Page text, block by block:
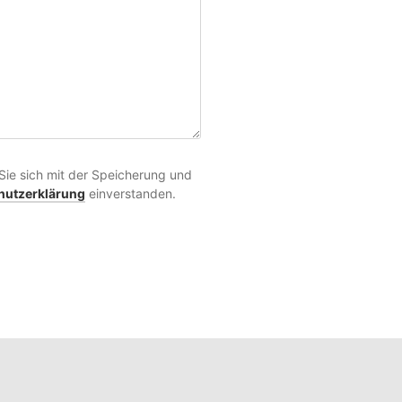
sich mit der Speicherung und
einverstanden.